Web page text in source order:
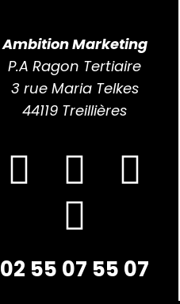
Ambition Marketing
P.A Ragon Tertiaire
3 rue Maria Telkes
44119 Treillières
02 55 07 55 07